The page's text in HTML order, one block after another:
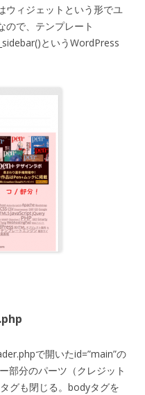
ウィジェットという形でユ
ので、テンプレート
というWordPress
で開いたid=”main”の
部分のパーツ（クレジット
グも閉じる。bodyタグを